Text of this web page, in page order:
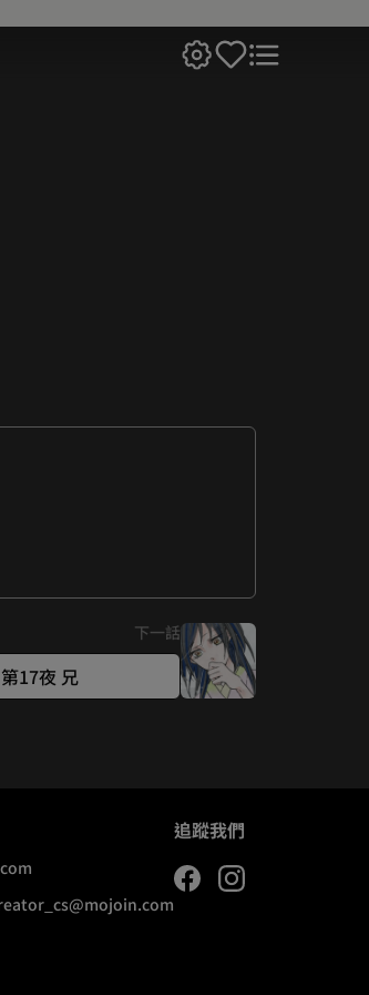
下一話
第17夜 兄
追蹤我們